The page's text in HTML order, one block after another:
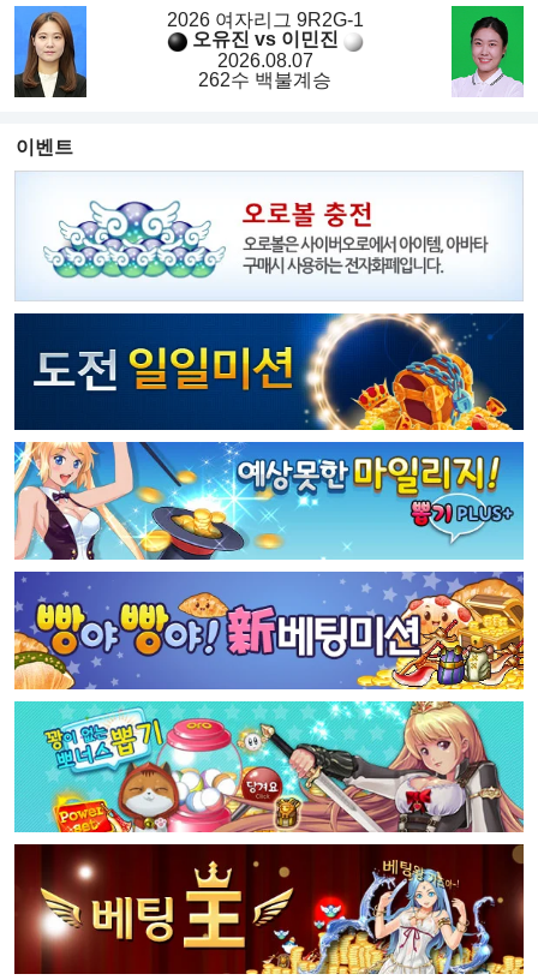
2026 여자리그 9R2G-1
오유진 vs 이민진
2026.08.07
262수 백불계승
이벤트